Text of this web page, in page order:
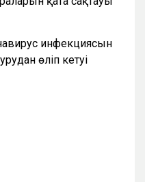
инфекциясын
өліп кетуі